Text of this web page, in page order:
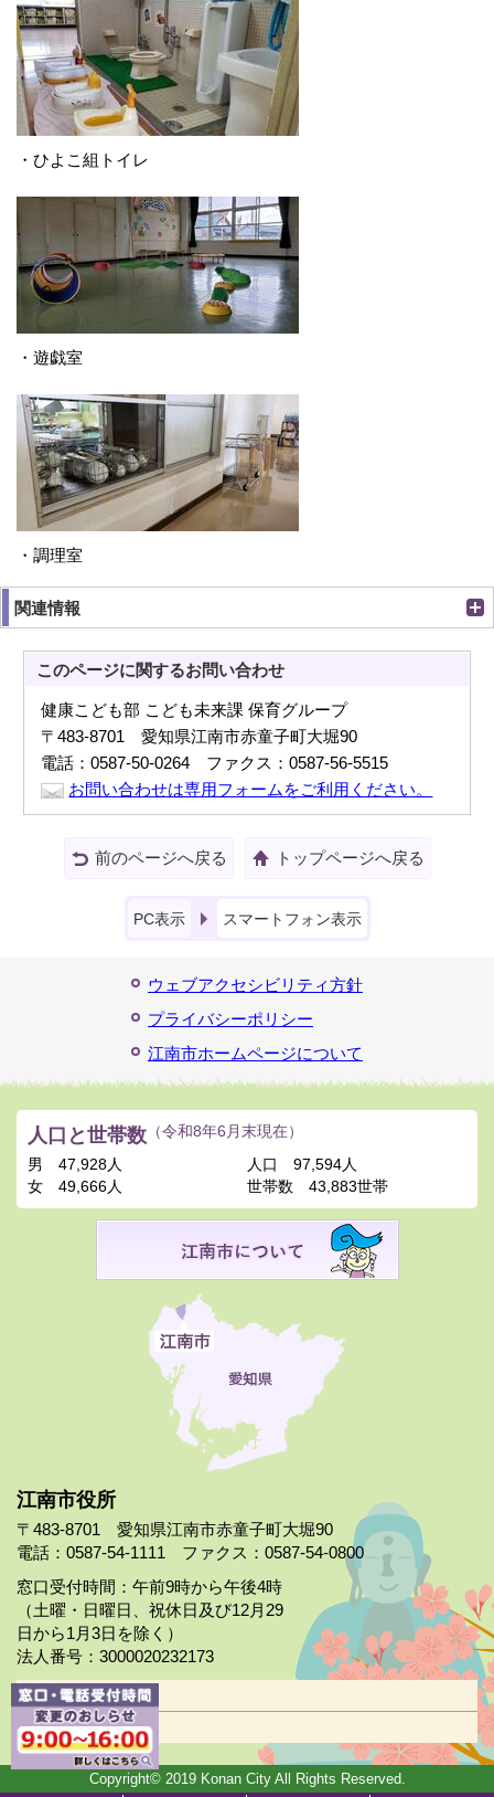
・ひよこ組トイレ
・遊戯室
・調理室
関連情報
このページに関するお問い合わせ
健康こども部 こども未来課 保育グループ
〒483-8701 愛知県江南市赤童子町大堀90
電話：0587-50-0264 ファクス：0587-56-5515
お問い合わせは専用フォームをご利用ください。
前のページへ戻る トップページへ戻る
PC表示 スマートフォン表示
ウェブアクセシビリティ方針
プライバシーポリシー
江南市ホームページについて
江南市役所
〒483-8701 愛知県江南市赤童子町大堀90
電話：0587-54-1111 ファクス：0587-54-0800
窓口受付時間：午前9時から午後4時
（土曜・日曜日、祝休日及び12月29
日から1月3日を除く）
法人番号：3000020232173
市役所案内
日曜市役所
人口と世帯数 （令和8年6月末現在）
男
47,928人
女
49,666人
人口
97,594人
世帯数
43,883世帯
Copyright© 2019 Konan City All Rights Reserved.